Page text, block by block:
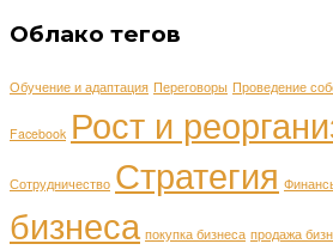
Облако тегов
Обучение и адаптация Переговоры Проведение
Facebook Рост и
Сотрудничество Стратегия
бизнеса покупка бизнеса продажа